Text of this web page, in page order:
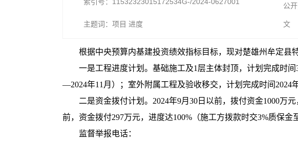
公
主题词：项目 进度 文
根据中央预算内基建投资绩效指标目标，现对楚雄州牟定县
一是工程进度计划。基础施工及1层主体封顶，计划完成时
—2024年11月）；室外附属工程及验收移交，计划完成时间2024年
二是资金拨付计划。2024年9月30日以前，拨付资金1000万
前，资金拨付297万元，进度达100%（施工方拨款时交3%质保金
监督举报电话：